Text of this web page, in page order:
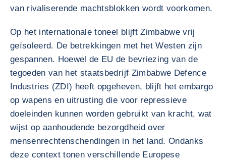
van rivaliserende machtsblokken wordt voorkomen.
Op het internationale toneel blijft Zimbabwe vrij
geïsoleerd. De betrekkingen met het Westen zijn
gespannen. Hoewel de EU de bevriezing van de
tegoeden van het staatsbedrijf Zimbabwe Defence
Industries (ZDI) heeft opgeheven, blijft het embargo
op wapens en uitrusting die voor repressieve
doeleinden kunnen worden gebruikt van kracht, wat
wijst op aanhoudende bezorgdheid over
mensenrechtenschendingen in het land. Ondanks
deze context tonen verschillende Europese